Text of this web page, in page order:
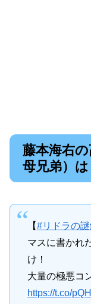
藤本海右
母兄弟）は
【#リドラの
マスに書かれ
け！
大量の極悪コ
https://t.co/